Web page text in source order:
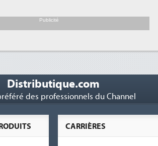
Publicité
Distributique.com
des professionnels du Channel
CARRIÈRES